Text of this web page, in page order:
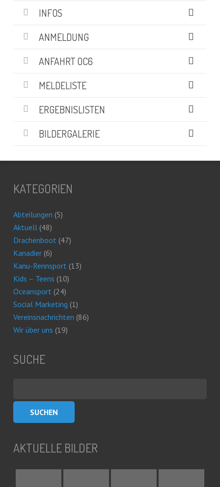
INFOS
ANMELDUNG
ANFAHRT OC6
MELDELISTE
ERGEBNISLISTEN
BILDERGALERIE
KATEGORIEN
Abteilungen (5)
Aktuell(48)
Drachenboot(47)
Kanadier(6)
Kanu-Rennsport(13)
Kids – Teens (10)
Oceansport(24)
Social Marketing (1)
Vereinsnachrichten (86)
Wir über uns (19)
SUCHE
AKTUELLE BILDER